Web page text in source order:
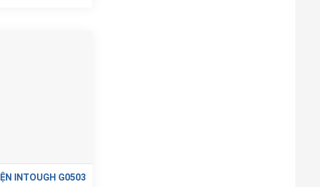
INTOUGH G0503